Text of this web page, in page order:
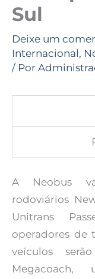
Sul
Deixe um
Internacional,
/ Por
A Neobus
rodoviários
Unitrans
operadores de
veículos